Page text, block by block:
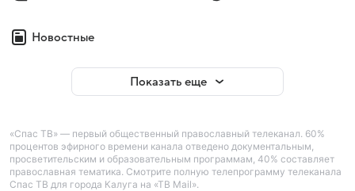
Новостные
Показать еще
«Спас ТВ» — первый общественный православный телеканал. 60%
процентов эфирного времени канала отведено документальным,
просветительским и образовательным программам, 40% составляет
православная тематика. Смотрите полную телепрограмму телеканала
Спас ТВ для города Калуга на «ТВ Mail».